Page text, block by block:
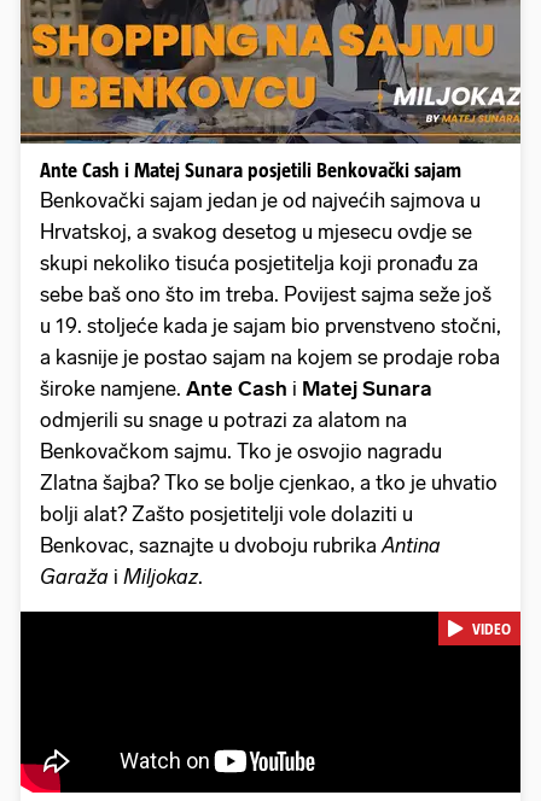
Ante Cash i Matej Sunara posjetili Benkovački sajam
Benkovački sajam jedan je od najvećih sajmova u
Hrvatskoj, a svakog desetog u mjesecu ovdje se
skupi nekoliko tisuća posjetitelja koji pronađu za
sebe baš ono što im treba. Povijest sajma seže još
u 19. stoljeće kada je sajam bio prvenstveno stočni,
a kasnije je postao sajam na kojem se prodaje roba
široke namjene. Ante Cash i Matej Sunara
odmjerili su snage u potrazi za alatom na
Benkovačkom sajmu. Tko je osvojio nagradu
Zlatna šajba? Tko se bolje cjenkao, a tko je uhvatio
bolji alat? Zašto posjetitelji vole dolaziti u
Benkovac, saznajte u dvoboju rubrikaAntina
Garaža i Miljokaz.
VIDEO